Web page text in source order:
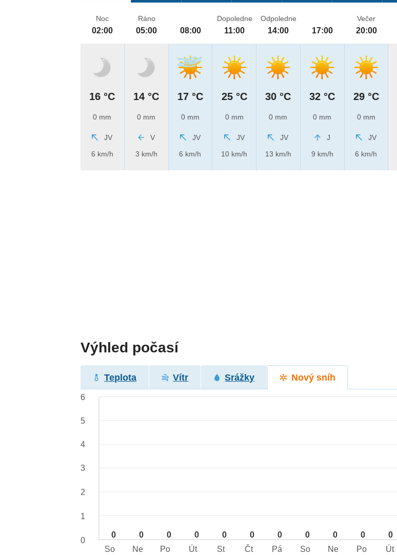
Noc
02:00
16 °C
0 mm
JV
6 km/h
Ráno
05:00
14 °C
0 mm
V
3 km/h
08:00
17 °C
0 mm
JV
6 km/h
Dopoledne
11:00
25 °C
0 mm
JV
10 km/h
Odpoledne
14:00
30 °C
0 mm
JV
13 km/h
17:00
32 °C
0 mm
J
9 km/h
Večer
20:00
29 °C
0 mm
JV
6 km/h
Výhled počasí
Teplota Vítr Srážky Nový sníh
0 0 0 0 0 0 0 0 0 0 0
6
5
4
3
2
1
0
So
Ne Po Út St Čt Pá So Ne Po Út